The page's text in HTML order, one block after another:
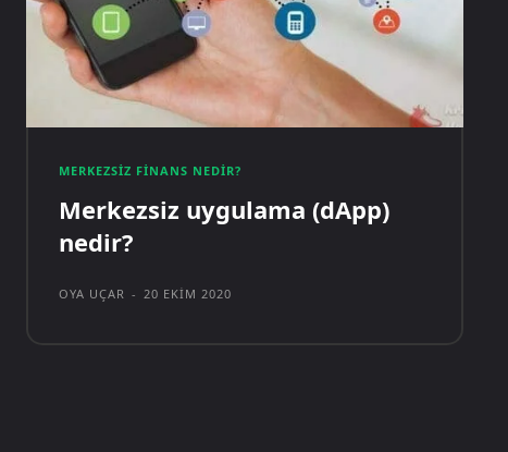
MERKEZSIZ FINANS NEDIR?
Merkezsiz uygulama (dApp)
nedir?
OYA UÇAR - 20 EKIM 2020